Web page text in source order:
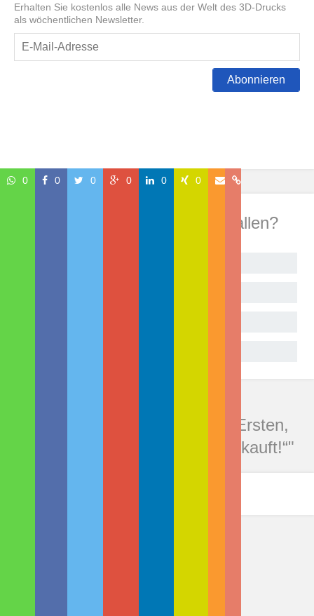
0 0 0 0 0 0
Erhalten Sie kostenlos alle News aus der Welt des 3D-Drucks
als wöchentlichen Newsletter.
Abonnieren
Wie hat Dir dieser Beitrag gefallen?
Kommentare zu "Teil 1: „Zum Ersten,
zum Zweiten, zum Dritten – gekauft!“"